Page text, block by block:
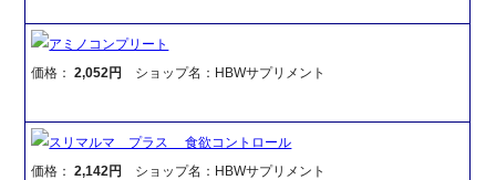
アミノコンプリート
価格：2,052円 ショップ名：HBWサプリメント
スリマルマ プラス 食欲コントロール
価格：2,142円
ショップ名：HBWサプリメント